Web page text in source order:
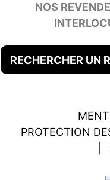
NOS
RECHERCHER UN
PROTECTION